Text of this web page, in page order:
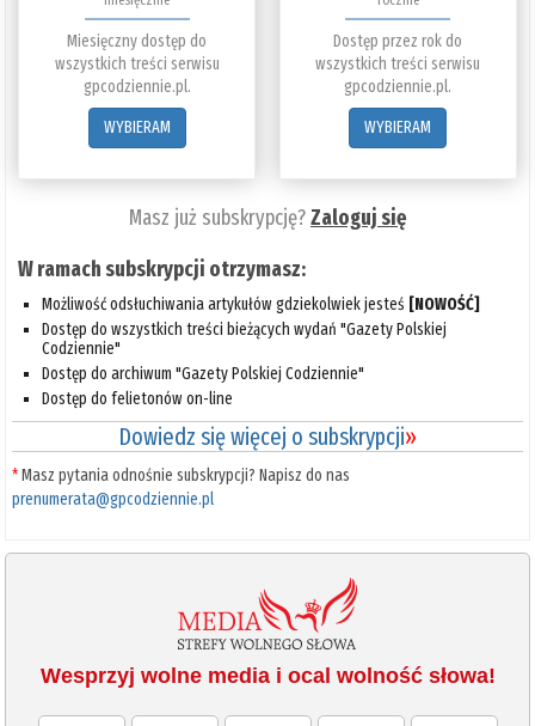
Miesięczny dostęp do
wszystkich treści serwisu
gpcodziennie.pl.
WYBIERAM
Dostęp przez rok do
wszystkich treści serwisu
gpcodziennie.pl.
WYBIERAM
Masz już subskrypcję?Zaloguj się
W ramach subskrypcji otrzymasz:
Możliwość odsłuchiwania artykułów gdziekolwiek jesteś [NOWOŚĆ]
Dostęp do wszystkich treści bieżących wydań "Gazety Polskiej
Codziennie"
Dostęp do archiwum "Gazety Polskiej Codziennie"
Dostęp do felietonów on-line
Dowiedz się więcej o subskrypcji»
*Masz pytania odnośnie subskrypcji? Napisz do nas
prenumerata@gpcodziennie.pl
Wesprzyj wolne media i ocal wolność słowa!